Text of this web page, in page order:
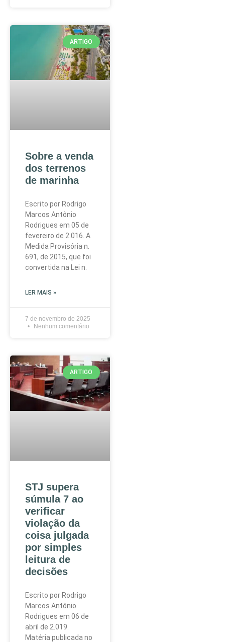
ARTIGO
Sobre a venda
dos terrenos
de marinha
Escrito por Rodrigo
Marcos Antônio
Rodrigues em 05 de
fevereiro de 2.016. A
Medida Provisória n.
691, de 2015, que foi
convertida na Lei n.
LER MAIS »
7 de novembro de 2025
Nenhum comentário
ARTIGO
STJ supera
súmula 7 ao
verificar
violação da
coisa julgada
por simples
leitura de
decisões
Escrito por Rodrigo
Marcos Antônio
Rodrigues em 06 de
abril de 2.019.
Matéria publicada no